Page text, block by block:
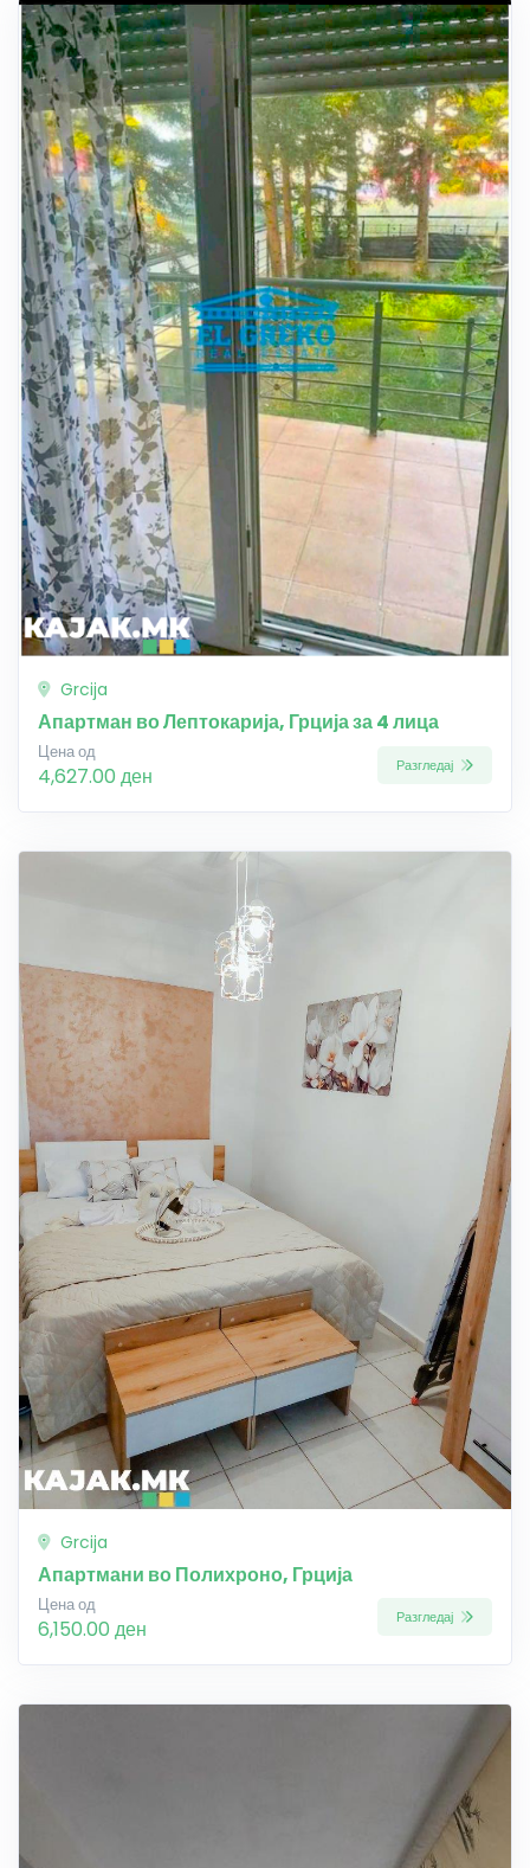
Grcija
Апартман во Лептокарија, Грција за 4 лица
Цена од
4,627.00 ден Разгледај
Grcija
Апартмани во Полихроно, Грција
Цена од
6,150.00 ден Разгледај